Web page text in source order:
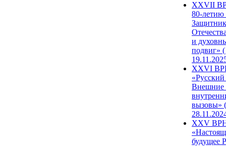
ХХVII
80-
и
подвиг»
XXVI
Внешние
вызовы»
XXV
будущее